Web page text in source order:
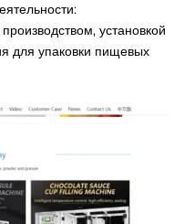
установкой
для упаковки пищевых